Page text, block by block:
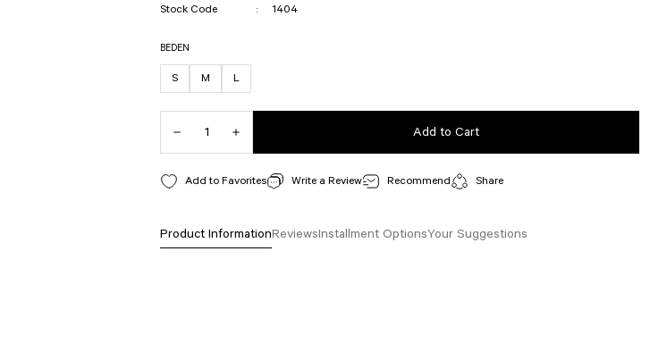
Stock Code
1404
BEDEN
S M L
Add to Cart
Write a Review Recommend Share
Product InformationReviewsInstallment OptionsYour Suggestions